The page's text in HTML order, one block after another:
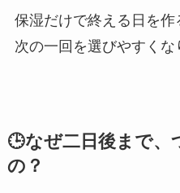
保湿だけで終える日を作
次の一回を選びやすくな
🕒なぜ二日後まで、
の？